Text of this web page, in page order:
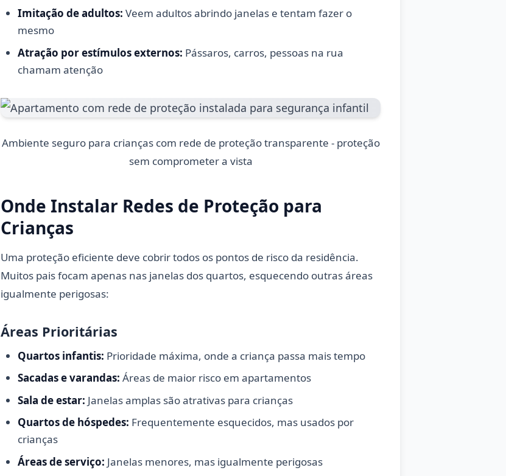
Imitação de adultos: Veem adultos abrindo janelas e tentam fazer o
mesmo
Atração por estímulos externos: Pássaros, carros, pessoas na rua
chamam atenção
Ambiente seguro para crianças com rede de proteção transparente - proteção
sem comprometer a vista
Onde Instalar Redes de Proteção para
Crianças
Uma proteção eficiente deve cobrir todos os pontos de risco da residência.
Muitos pais focam apenas nas janelas dos quartos, esquecendo outras áreas
igualmente perigosas:
Áreas Prioritárias
Quartos infantis: Prioridade máxima, onde a criança passa mais tempo
Sacadas e varandas: Áreas de maior risco em apartamentos
Sala de estar: Janelas amplas são atrativas para crianças
Quartos de hóspedes: Frequentemente esquecidos, mas usados por
crianças
Áreas de serviço: Janelas menores, mas igualmente perigosas